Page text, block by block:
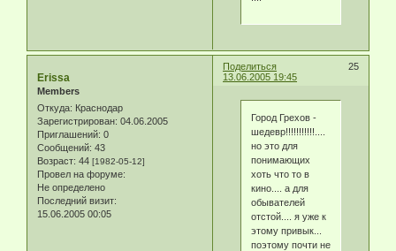
Поделиться
25
13.06.2005 19:45
Erissa
Members
Откуда: Краснодар
Зарегистрирован: 04.06.2005
Приглашений: 0
Сообщений: 43
Возраст: 44 [1982-05-12]
Провел на форуме:
Не определено
Последний визит:
15.06.2005 00:05
Город Грехов -
шедевр!!!!!!!!!!!....
но это для
понимающих
хоть что то в
кино.... а для
обывателей
отстой.... я уже к
этому привык...
поэтому почти не